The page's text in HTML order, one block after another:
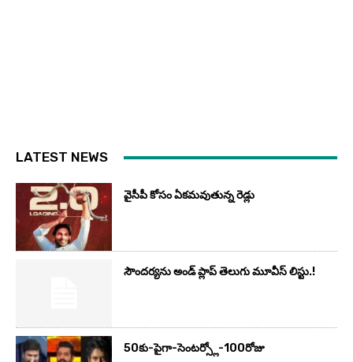
LATEST NEWS
వైసీపీ కోసం ఏక‌మ‌వుతున్న రెడ్లు
సౌందర్యను అండ్‌ ప్లాప్‌ తెలుగు మూవీస్‌ లిస్టు.!
50కు-పైగా-సెంటర్స్లో-100రోజు